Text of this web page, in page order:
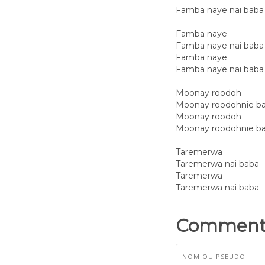
Famba naye nai baba
Famba naye
Famba naye nai baba
Famba naye
Famba naye nai baba
Moonay roodoh
Moonay roodohnie
Moonay roodoh
Moonay roodohnie
Taremerwa
Taremerwa nai baba
Taremerwa
Taremerwa nai baba